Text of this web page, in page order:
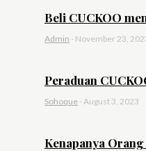
Beli CUCKOO
Admin - November 23,
Peraduan
Sohoque - August 3, 2023
Kenapanya